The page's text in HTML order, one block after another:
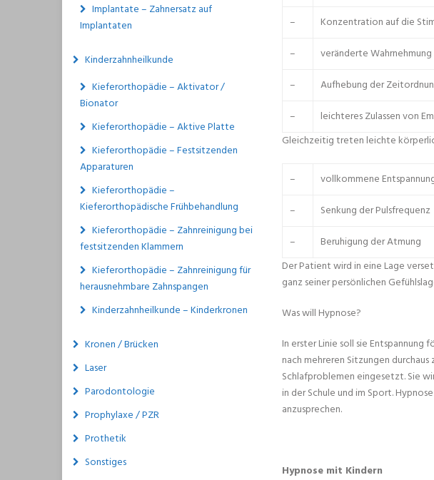
–
Konzentration auf die
–
veränderte
–
Aufhebung der
–
leichteres Zulassen von
Gleichzeitig treten leichte
–
vollkommene
–
Senkung der Pulsfrequenz
–
Beruhigung der Atmung
Der Patient wird in eine Lage
ganz seiner persönlichen
Was will Hypnose?
In erster Linie soll sie
nach mehreren Sitzungen
Schlafproblemen eingesetzt. Sie
in der Schule und im Sport.
anzusprechen.
Hypnose mit Kindern
Implantate – Zahnersatz auf
Implantaten
Kinderzahnheilkunde
Kieferorthopädie – Aktivator /
Bionator
Kieferorthopädie – Aktive Platte
Kieferorthopädie – Festsitzenden
Apparaturen
Kieferorthopädie –
Kieferorthopädische Frühbehandlung
Kieferorthopädie – Zahnreinigung bei
festsitzenden Klammern
Kieferorthopädie – Zahnreinigung für
herausnehmbare Zahnspangen
Kinderzahnheilkunde – Kinderkronen
Kronen / Brücken
Laser
Parodontologie
Prophylaxe / PZR
Prothetik
Sonstiges